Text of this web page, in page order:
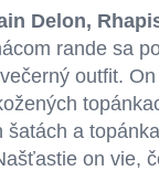
Delon,
rande sa
outfit.
šatách a
on vie,